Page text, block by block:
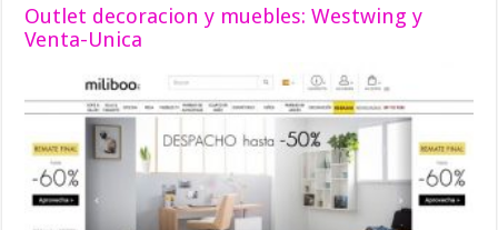
Outlet decoracion y muebles: Westwing y
Venta-Unica